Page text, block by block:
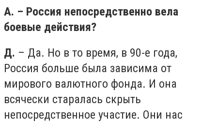
А. – Россия непосредственно вела
боевые действия?
Д. – Да. Но в то время, в 90-е года,
Россия больше была зависима от
мирового валютного фонда. И она
всячески старалась скрыть
непосредственное участие. Они нас